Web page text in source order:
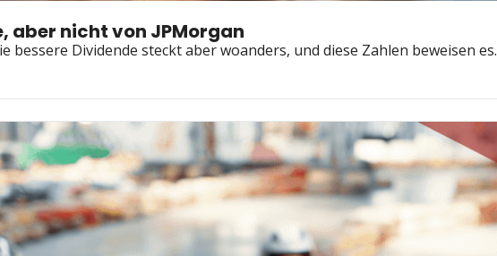
aber nicht von JPMorgan
bessere Dividende steckt aber woanders, und diese Zahlen beweisen es.